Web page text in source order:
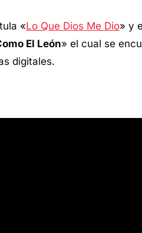
«Lo Que Dios Me Dio» y
El León» el cual se
digitales.